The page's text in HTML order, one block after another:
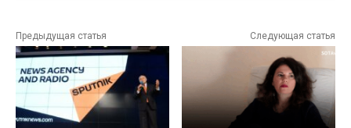
Предыдущая статья Следующая статья